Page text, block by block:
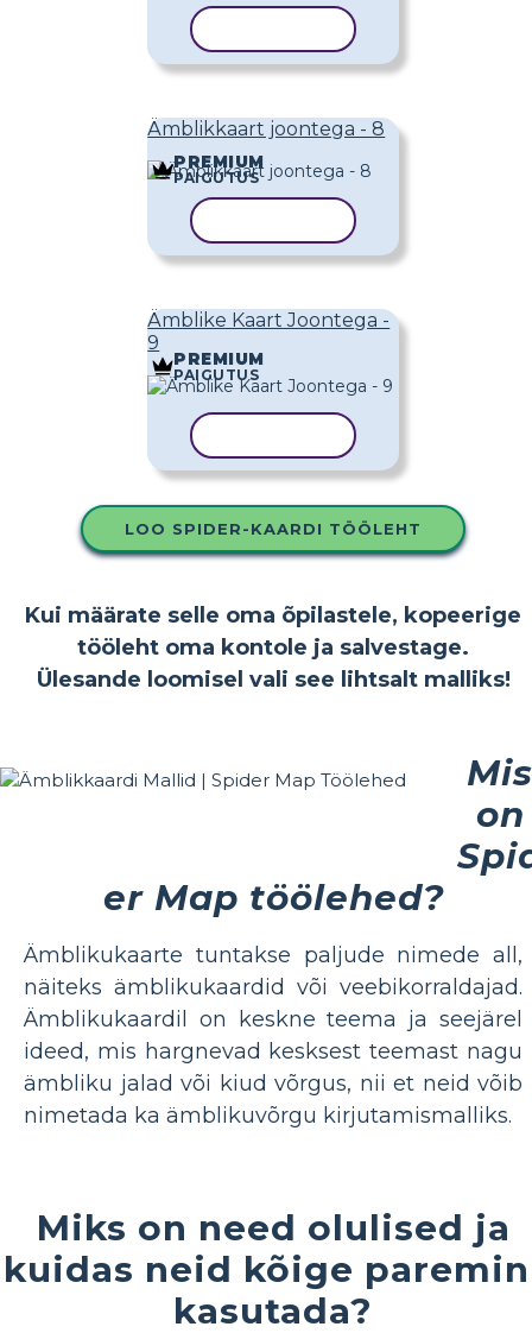
Ämblikkaart joontega - 8
PREMIUM
PAIGUTUS
Ämblike Kaart Joontega -
9
PREMIUM
PAIGUTUS
LOO SPIDER-KAARDI TÖÖLEHT
Kui määrate selle oma õpilastele, kopeerige
tööleht oma kontole ja salvestage.
Ülesande loomisel vali see lihtsalt malliks!
Mis
on
er Map töölehed?
Ämblikukaarte tuntakse paljude nimede all,
näiteks ämblikukaardid või veebikorraldajad.
Ämblikukaardil on keskne teema ja seejärel
ideed, mis hargnevad kesksest teemast nagu
ämbliku jalad või kiud võrgus, nii et neid võib
nimetada ka ämblikuvõrgu kirjutamismalliks.
Miks on need olulised ja
kuidas neid kõige
kasutada?